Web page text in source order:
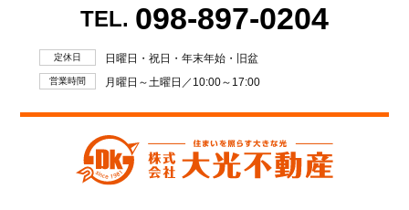
TEL. 098-897-0204
定休日 日曜日・祝日・年末年始・旧盆
営業時間 月曜日～土曜日／10:00～17:00